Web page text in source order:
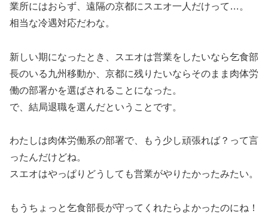
業所にはおらず、遠隔の京都にスエオ一人だけって…。
相当な冷遇対応だわな。
新しい期になったとき、スエオは営業をしたいなら乞食部
長のいる九州移動か、京都に残りたいならそのまま肉体労
働の部署かを選ばされることになった。
で、結局退職を選んだということです。
わたしは肉体労働系の部署で、もう少し頑張れば？って言
ったんだけどね。
スエオはやっぱりどうしても営業がやりたかったみたい。
もうちょっと乞食部長が守ってくれたらよかったのにね！